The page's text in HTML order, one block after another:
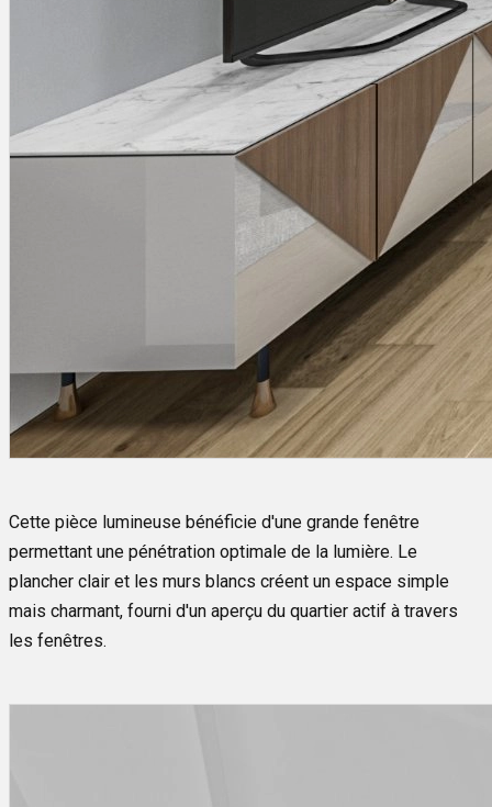
Cette pièce lumineuse bénéficie d'une grande fenêtre
permettant une pénétration optimale de la lumière. Le
plancher clair et les murs blancs créent un espace simple
mais charmant, fourni d'un aperçu du quartier actif à travers
les fenêtres.